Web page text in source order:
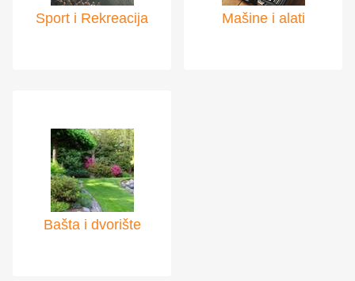
Sport i Rekreacija Mašine i alati
Bašta i dvorište